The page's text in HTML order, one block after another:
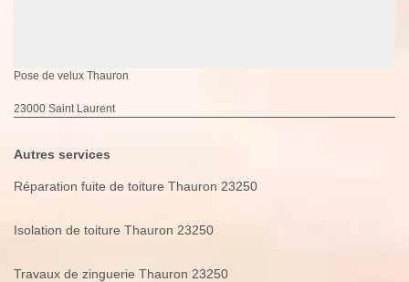
Pose de velux Thauron
23000 Saint Laurent
Autres services
Réparation fuite de toiture Thauron 23250
Isolation de toiture Thauron 23250
Travaux de zinguerie Thauron 23250